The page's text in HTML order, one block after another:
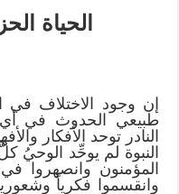
الحياة
إن وجود الاختلاف في
طبيعي الحدوث في
النادر توحد الأفكار
النبوة لم يوحِّد الوحيُ
المؤمنون وانصهروا
وانقسموا فكرياً